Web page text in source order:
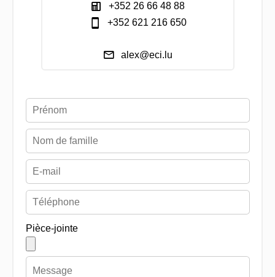
+352 26 66 48 88
+352 621 216 650
alex@eci.lu
Pièce-jointe